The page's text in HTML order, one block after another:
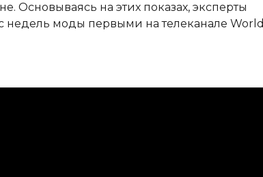
на этих показах, эксперты
моды первыми на телеканале World